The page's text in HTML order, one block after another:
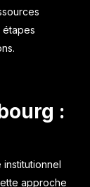
étapes
:
approche